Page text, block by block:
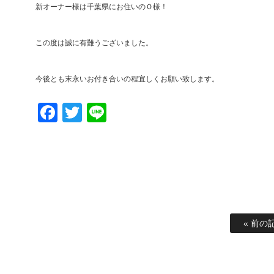
新オーナー様は千葉県にお住いのＯ様！
この度は誠に有難うございました。
今後とも末永いお付き合いの程宜しくお願い致します。
Facebook
Twitter
« 前の